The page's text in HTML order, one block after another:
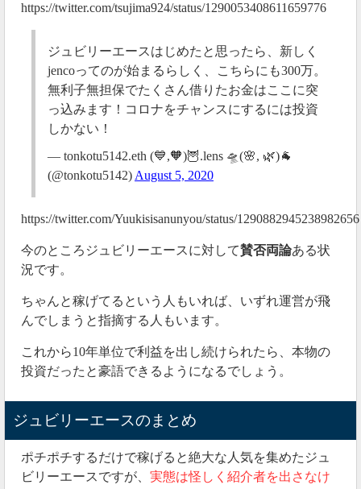
https://twitter.com/tsujima924/status/1290053408611659776
ジュビリーエースはじめたと思ったら、新しく
jencoってのが始まるらしく、こちらにも300万。
無利子無担保でたくさん借りたお金はここに突
っ込みます！コロナをチャンスにするには投資
しかない！
— tonkotu5142.eth (💙,🧡)🦉.lens 🛸(🌸, 🌿)🐐
(@tonkotu5142)August 5, 2020
https://twitter.com/Yuukisisanunyou/status/1290882945238982656
今のところジュビリーエースに対して賛否両論ある状
況です。
ちゃんと稼げてるという人もいれば、いずれ運営が飛
んでしまうと指摘する人もいます。
これから10年単位で利益を出し続けられたら、本物の
投資だったと豪語できるようになるでしょう。
ジュビリーエースのまとめ
ポチポチするだけで稼げると絶大な人気を集めたジュ
ビリーエースですが、 実態は怪しく紹介者を出さなけ